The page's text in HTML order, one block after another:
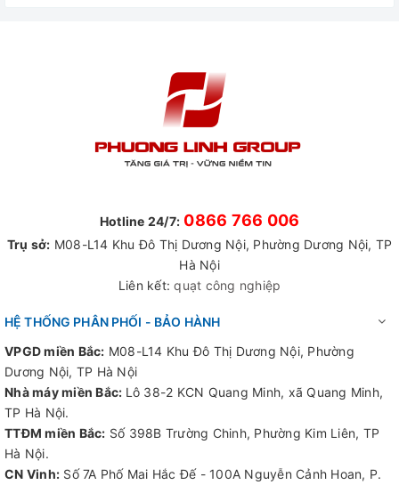
2. Thiết kế hiện đại, bền bỉ và thời trang
Mẫu quạt trần công nghiệp PLDT-36E không chỉ là thiết bị
làm mát mà còn là điểm nhấn thẩm mỹ cho không gian của
bạn:
Cánh quạt bằng hợp kim nhôm siêu bền: Thiết kế mô
phỏng cánh máy bay hàng không, giúp
PLDT-36E tăng khả năng chịu lực và hiệu suất làm mát.
Hotline 24/7: 0866 766 006
Trụ sở: M08-L14 Khu Đô Thị Dương Nội, Phường Dương Nội, TP
Hà Nội
Liên kết:quạt công nghiệp
HỆ THỐNG PHÂN PHỐI - BẢO HÀNH
VPGD miền Bắc: M08-L14 Khu Đô Thị Dương Nội, Phường
Dương Nội, TP Hà Nội
Nhà máy miền Bắc: Lô 38-2 KCN Quang Minh, xã Quang Minh,
TP Hà Nội.
TTĐM miền Bắc: Số 398B Trường Chinh, Phường Kim Liên, TP
Hà Nội.
CN Vinh: Số 7A Phố Mai Hắc Đế - 100A Nguyễn Cảnh Hoan, P.